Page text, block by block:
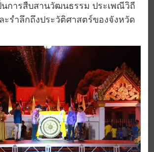
นการสืบสานวัฒนธรรม ประเพณีวิถี
รำลึกถึงประวัติศาสตร์ของจังหวัด